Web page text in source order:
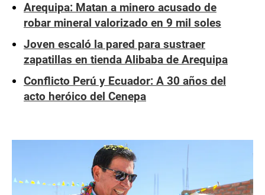
Arequipa: Matan a minero acusado de
robar mineral valorizado en 9 mil soles
Joven escaló la pared para sustraer
zapatillas en tienda Alibaba de Arequipa
Conflicto Perú y Ecuador: A 30 años del
acto heróico del Cenepa